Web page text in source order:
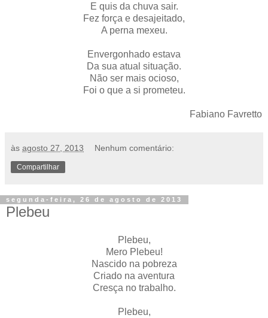
E quis da chuva sair.
Fez força e desajeitado,
A perna mexeu.
Envergonhado estava
Da sua atual situação.
Não ser mais ocioso,
Foi o que a si prometeu.
Fabiano Favretto
às agosto 27, 2013 Nenhum comentário:
Compartilhar
segunda-feira, 26 de agosto de 2013
Plebeu
Plebeu,
Mero Plebeu!
Nascido na pobreza
Criado na aventura
Cresça no trabalho.
Plebeu,